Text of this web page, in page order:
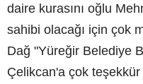
daire kurasını oğlu
sahibi olacağı için çok
Dağ "Yüreğir Belediye
Çelikcan'a çok